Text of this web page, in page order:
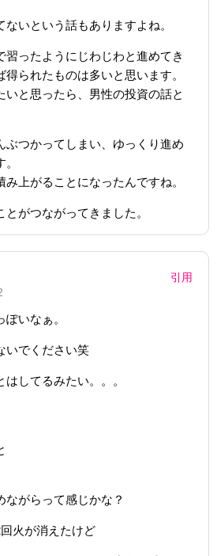
ないという話もありますよね。
習ったようにじわじわと進めてき
られたものは多いと思います。
いと思ったら、男性の投資の話と
ぶつかってしまい、ゆっくり進め
上がることになったんですね。
がつながってきました。
引用
いなぁ。
いでください笑
してるみたい。。。
ながらって感じかな？
火が消えたけど